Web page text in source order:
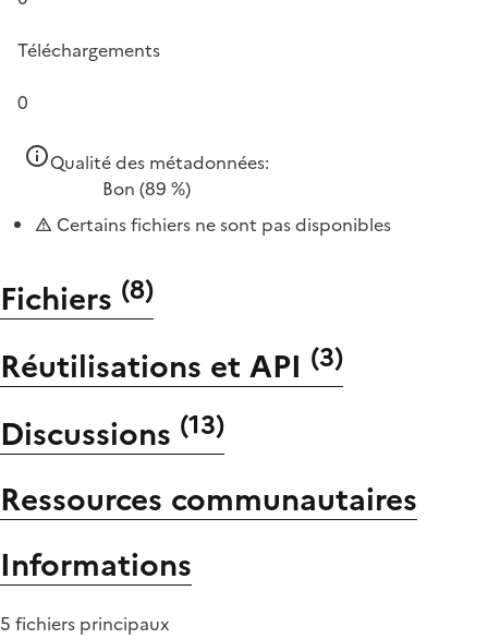
Téléchargements
0
Qualité des métadonnées:
Bon (89 %)
Certains fichiers ne sont pas disponibles
Fichiers (8)
Réutilisations et API (3)
Discussions (13)
Ressources communautaires
Informations
5 fichiers principaux